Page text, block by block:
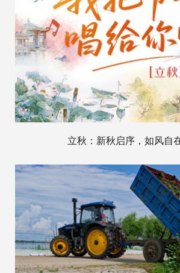
立秋：新秋启序，如风自